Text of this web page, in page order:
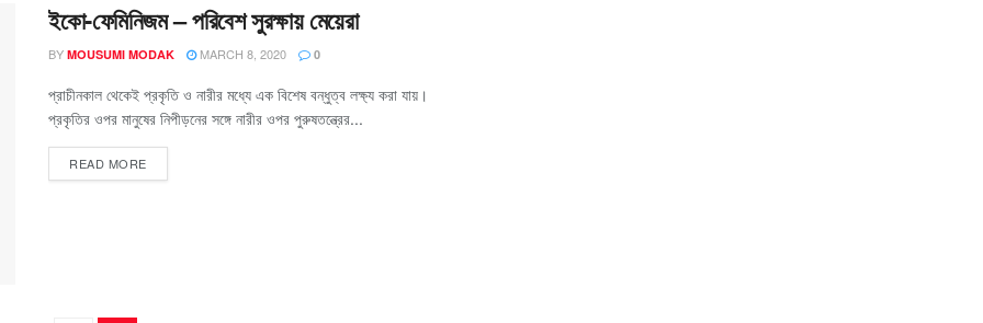
ইকো-ফেমিনিজম – পরিবেশ সুরক্ষায় মেয়েরা
BY MOUSUMI MODAK MARCH 8, 2020 0
প্রাচীনকাল থেকেই প্রকৃতি ও নারীর মধ্যে এক বিশেষ বন্ধুত্ব লক্ষ্য করা যায়।
প্রকৃতির ওপর মানুষের নিপীড়নের সঙ্গে নারীর ওপর পুরুষতন্ত্রের...
READ MORE